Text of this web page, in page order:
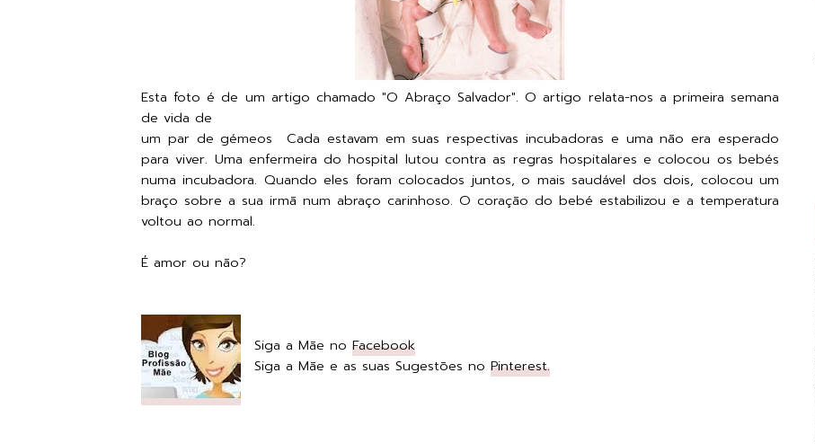
Esta foto é de um artigo chamado "O Abraço Salvador". O artigo relata-nos a primeira semana
de vida de
um par de gémeos Cada estavam em suas respectivas incubadoras e uma não era esperado
para viver. Uma enfermeira do hospital lutou contra as regras hospitalares e colocou os bebés
numa incubadora. Quando eles foram colocados juntos, o mais saudável dos dois, colocou um
braço sobre a sua irmã num abraço carinhoso. O coração do bebé estabilizou e a temperatura
voltou ao normal.
É amor ou não?
Siga a Mãe no Facebook
Siga a Mãe e as suas Sugestões no Pinterest.